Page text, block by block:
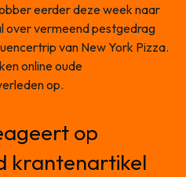
eerder deze week naar
over vermeend pestgedrag
van New York Pizza.
online oude
op.
op
krantenartikel